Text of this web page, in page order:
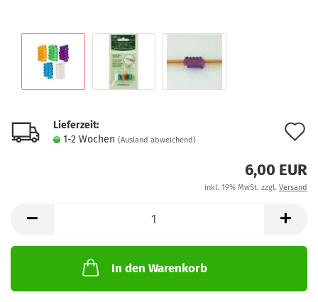
Lieferzeit:
1-2 Wochen (Ausland abweichend)
6,00 EUR
inkl. 19% MwSt. zzgl. Versand
In den Warenkorb